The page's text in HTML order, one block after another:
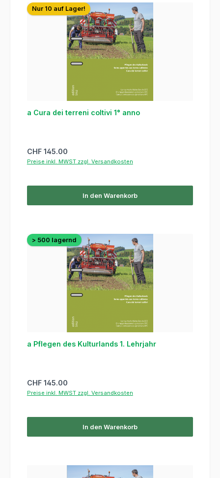
Nur 10 auf Lager!
a Cura dei terreni coltivi 1° anno
Regulärer Preis:
CHF 145.00
Preise inkl. MWST zzgl. Versandkosten
In den Warenkorb
> 500 lagernd
a Pflegen des Kulturlands 1. Lehrjahr
Regulärer Preis:
CHF 145.00
Preise inkl. MWST zzgl. Versandkosten
In den Warenkorb